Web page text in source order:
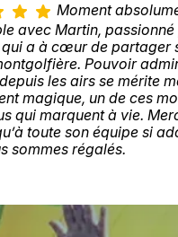
Moment
avec Martin, passionné
qui a à cœur de partager
Pouvoir
les airs se mérite
magique, un de ces
qui marquent à vie.
toute son équipe si
sommes régalés.